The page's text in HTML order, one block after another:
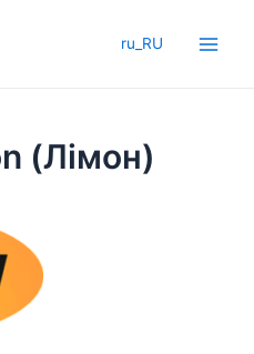
ru_RU
(Лімон)